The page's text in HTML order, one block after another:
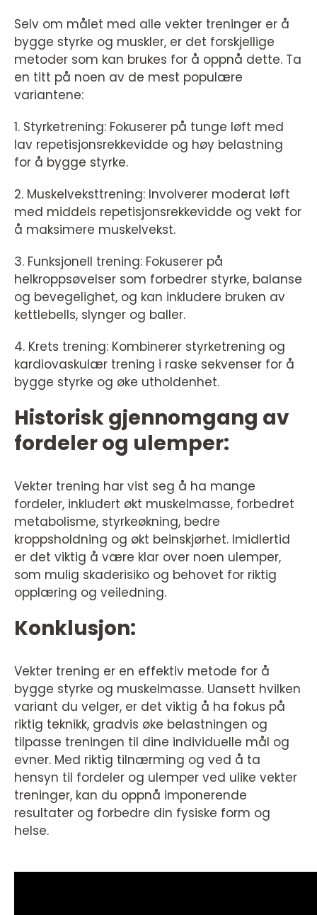
Selv om målet med alle vekter treninger er å
bygge styrke og muskler, er det forskjellige
metoder som kan brukes for å oppnå dette. Ta
en titt på noen av de mest populære
variantene:
1. Styrketrening: Fokuserer på tunge løft med
lav repetisjonsrekkevidde og høy belastning
for å bygge styrke.
2. Muskelveksttrening: Involverer moderat løft
med middels repetisjonsrekkevidde og vekt for
å maksimere muskelvekst.
3. Funksjonell trening: Fokuserer på
helkroppsøvelser som forbedrer styrke, balanse
og bevegelighet, og kan inkludere bruken av
kettlebells, slynger og baller.
4. Krets trening: Kombinerer styrketrening og
kardiovaskulær trening i raske sekvenser for å
bygge styrke og øke utholdenhet.
Historisk gjennomgang av
fordeler og ulemper:
Vekter trening har vist seg å ha mange
fordeler, inkludert økt muskelmasse, forbedret
metabolisme, styrkeøkning, bedre
kroppsholdning og økt beinskjørhet. Imidlertid
er det viktig å være klar over noen ulemper,
som mulig skaderisiko og behovet for riktig
opplæring og veiledning.
Konklusjon:
Vekter trening er en effektiv metode for å
bygge styrke og muskelmasse. Uansett hvilken
variant du velger, er det viktig å ha fokus på
riktig teknikk, gradvis øke belastningen og
tilpasse treningen til dine individuelle mål og
evner. Med riktig tilnærming og ved å ta
hensyn til fordeler og ulemper ved ulike vekter
treninger, kan du oppnå imponerende
resultater og forbedre din fysiske form og
helse.